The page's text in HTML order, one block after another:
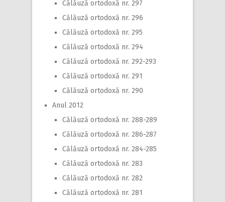
Călăuză ortodoxă nr. 297
Călăuză ortodoxă nr. 296
Călăuză ortodoxă nr. 295
Călăuză ortodoxă nr. 294
Călăuză ortodoxă nr. 292-293
Călăuză ortodoxă nr. 291
Călăuză ortodoxă nr. 290
Anul 2012
Călăuză ortodoxă nr. 288-289
Călăuză ortodoxă nr. 286-287
Călăuză ortodoxă nr. 284-285
Călăuză ortodoxă nr. 283
Călăuză ortodoxă nr. 282
Călăuză ortodoxă nr. 281